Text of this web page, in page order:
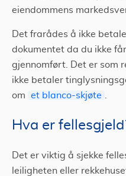
eiendommens
Det frarådes å ikke
dokumentet da du ikke
gjennomført. Det er som
ikke betaler
om
et blanco-skjøte
Hva er
Det er viktig å sjekke
leiligheten eller